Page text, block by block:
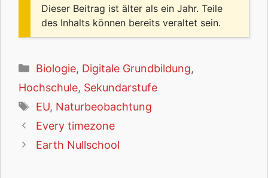
Dieser Beitrag ist älter als ein Jahr. Teile
des Inhalts können bereits veraltet sein.
Kategorien
Biologie, Digitale Grundbildung,
Hochschule, Sekundarstufe
Schlagwörter
EU, Naturbeobachtung
Every timezone
Earth Nullschool